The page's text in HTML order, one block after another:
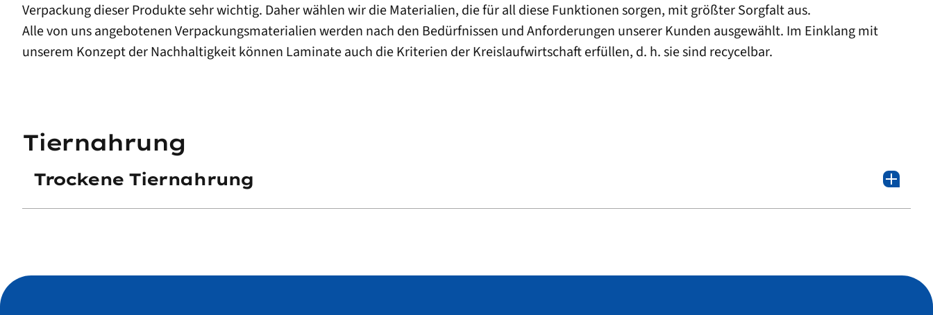
Verpackung dieser Produkte sehr wichtig. Daher wählen wir die Materialien, die für all diese Funktionen sorgen, mit größter Sorgfalt aus.
Alle von uns angebotenen Verpackungsmaterialien werden nach den Bedürfnissen und Anforderungen unserer Kunden ausgewählt. Im Einklang mit
unserem Konzept der Nachhaltigkeit können Laminate auch die Kriterien der Kreislaufwirtschaft erfüllen, d. h. sie sind recycelbar.
Tiernahrung
Trockene Tiernahrung